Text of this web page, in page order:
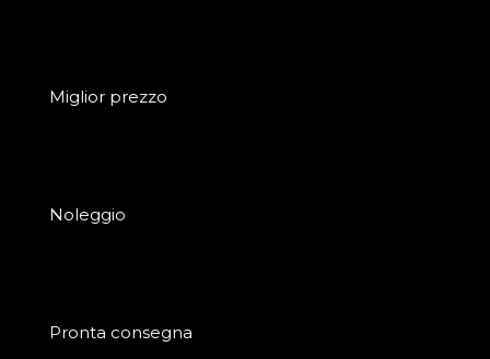
Miglior prezzo
Noleggio
Pronta consegna